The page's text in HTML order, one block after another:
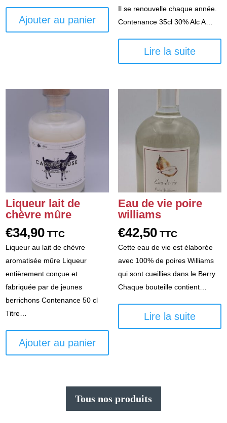
Ajouter au panier
Il se renouvelle chaque année.
Contenance 35cl 30% Alc A…
Lire la suite
Liqueur lait de
chèvre mûre
€34,90 TTC
Liqueur au lait de chèvre
aromatisée mûre Liqueur
entièrement conçue et
fabriquée par de jeunes
berrichons Contenance 50 cl
Titre…
Ajouter au panier
Eau de vie poire
williams
€42,50 TTC
Cette eau de vie est élaborée
avec 100% de poires Williams
qui sont cueillies dans le Berry.
Chaque bouteille contient…
Lire la suite
Tous nos produits